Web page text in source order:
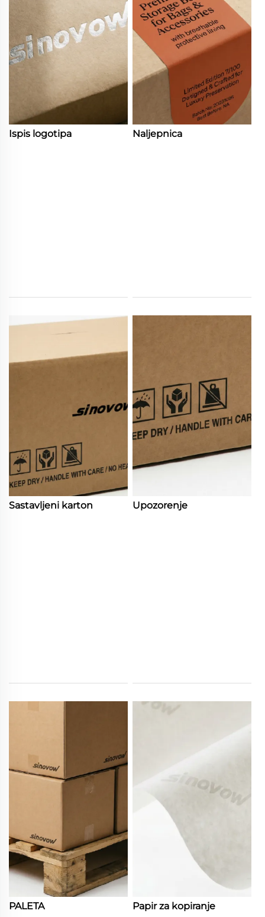
Ispis logotipa Naljepnica
Sastavljeni karton Upozorenje
PALETA Papir za kopiranje